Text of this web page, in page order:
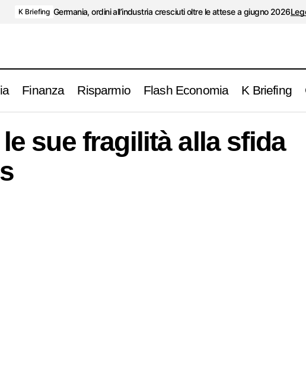
K Briefing Germania, ordini all’industria cresciuti oltre le attese a giugno 2026
Finanza Risparmio Flash Economia K Briefing
Eko L’Europa e le sue fragilità alla sfida
le sue fragilità alla sfida